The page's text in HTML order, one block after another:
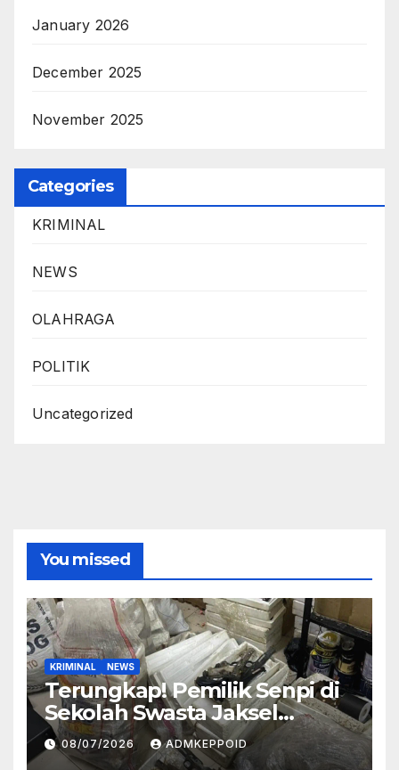
January 2026
December 2025
November 2025
Categories
KRIMINAL
NEWS
OLAHRAGA
POLITIK
Uncategorized
You missed
KRIMINAL NEWS
Terungkap! Pemilik Senpi di
Sekolah Swasta Jaksel
Ternyata Direktur
Perusahaan Airsoft Gun
08/07/2026 ADMKEPPOID